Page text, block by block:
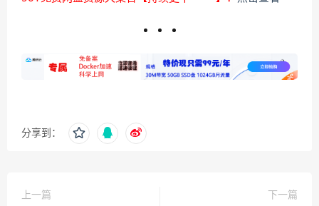
分享到：
上一篇
下一篇